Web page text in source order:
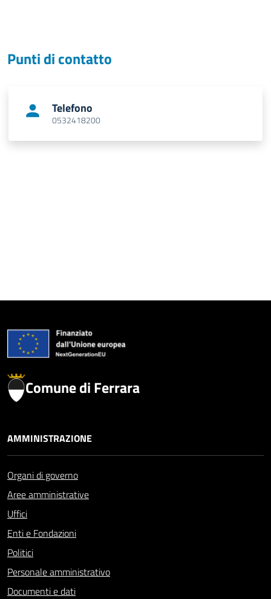
Punti di contatto
Telefono
0532418200
Comune di Ferrara
AMMINISTRAZIONE
Organi di governo
Aree amministrative
Uffici
Enti e Fondazioni
Politici
Personale amministrativo
Documenti e dati